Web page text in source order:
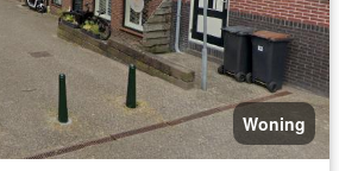
Woning